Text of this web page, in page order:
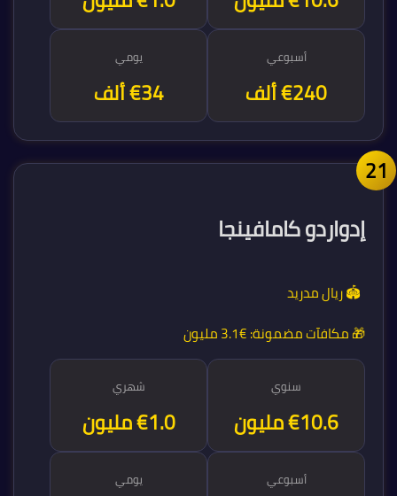
أسبوعي
€240 ألف
يومي
€34 ألف
إدواردو كامافينجا
🏟️ ريال مدريد
🎁 مكافآت مضمونة:€3.1 مليون
سنوي
€12.5 مليون
شهري
€1.0 مليون
أسبوعي يومي